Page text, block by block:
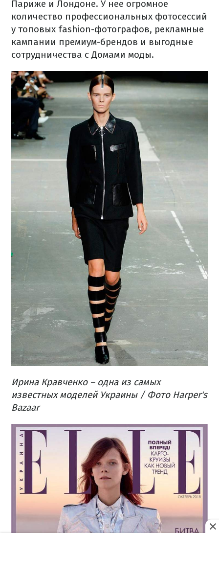
Париже и Лондоне. У нее огромное
количество профессиональных фотосессий
у топовых fashion-фотографов, рекламные
кампании премиум-брендов и выгодные
сотрудничества с Домами моды.
Ирина Кравченко – одна из самых
известных моделей Украины / Фото Harper's
Bazaar